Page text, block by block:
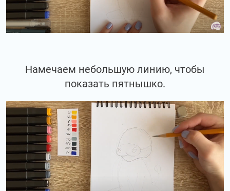
Намечаем небольшую линию, чтобы
показать пятнышко.